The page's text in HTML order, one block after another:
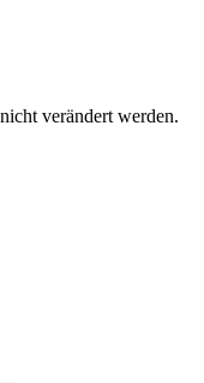
verändert werden.